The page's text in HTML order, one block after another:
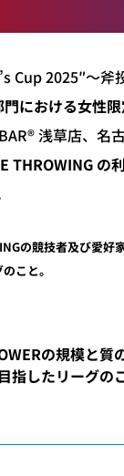
Cup 2025″〜
における女性
浅草店、
THROWING の
の競技者及び愛
こと。
の規模と質
したリーグの